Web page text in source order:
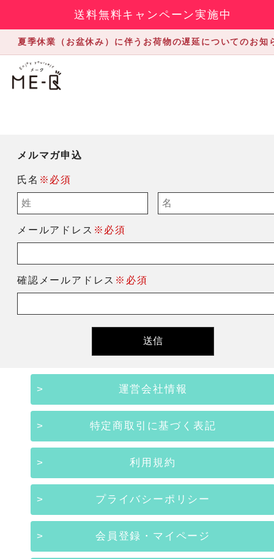
送料無料キャンペーン実施中
夏季休業（お盆休み）に伴うお荷物の遅延についてのお知
メルマガ申込
氏名 ※必須
メールアドレス ※必須
確認メールアドレス ※必須
運営会社情報
特定商取引に基づく表記
利用規約
プライバシーポリシー
会員登録・マイページ